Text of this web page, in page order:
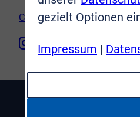
Cookie-Einstellungen
gezielt Optionen
Impressum |